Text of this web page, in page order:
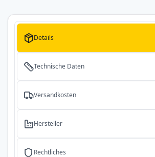
Details
Technische Daten
Versandkosten
Hersteller
Rechtliches